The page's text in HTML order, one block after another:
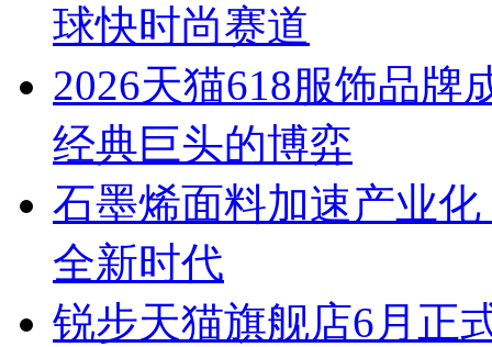
球快时尚赛道
2026天猫618服饰品牌
经典巨头的博弈
石墨烯面料加速产业
全新时代
锐步天猫旗舰店6月正